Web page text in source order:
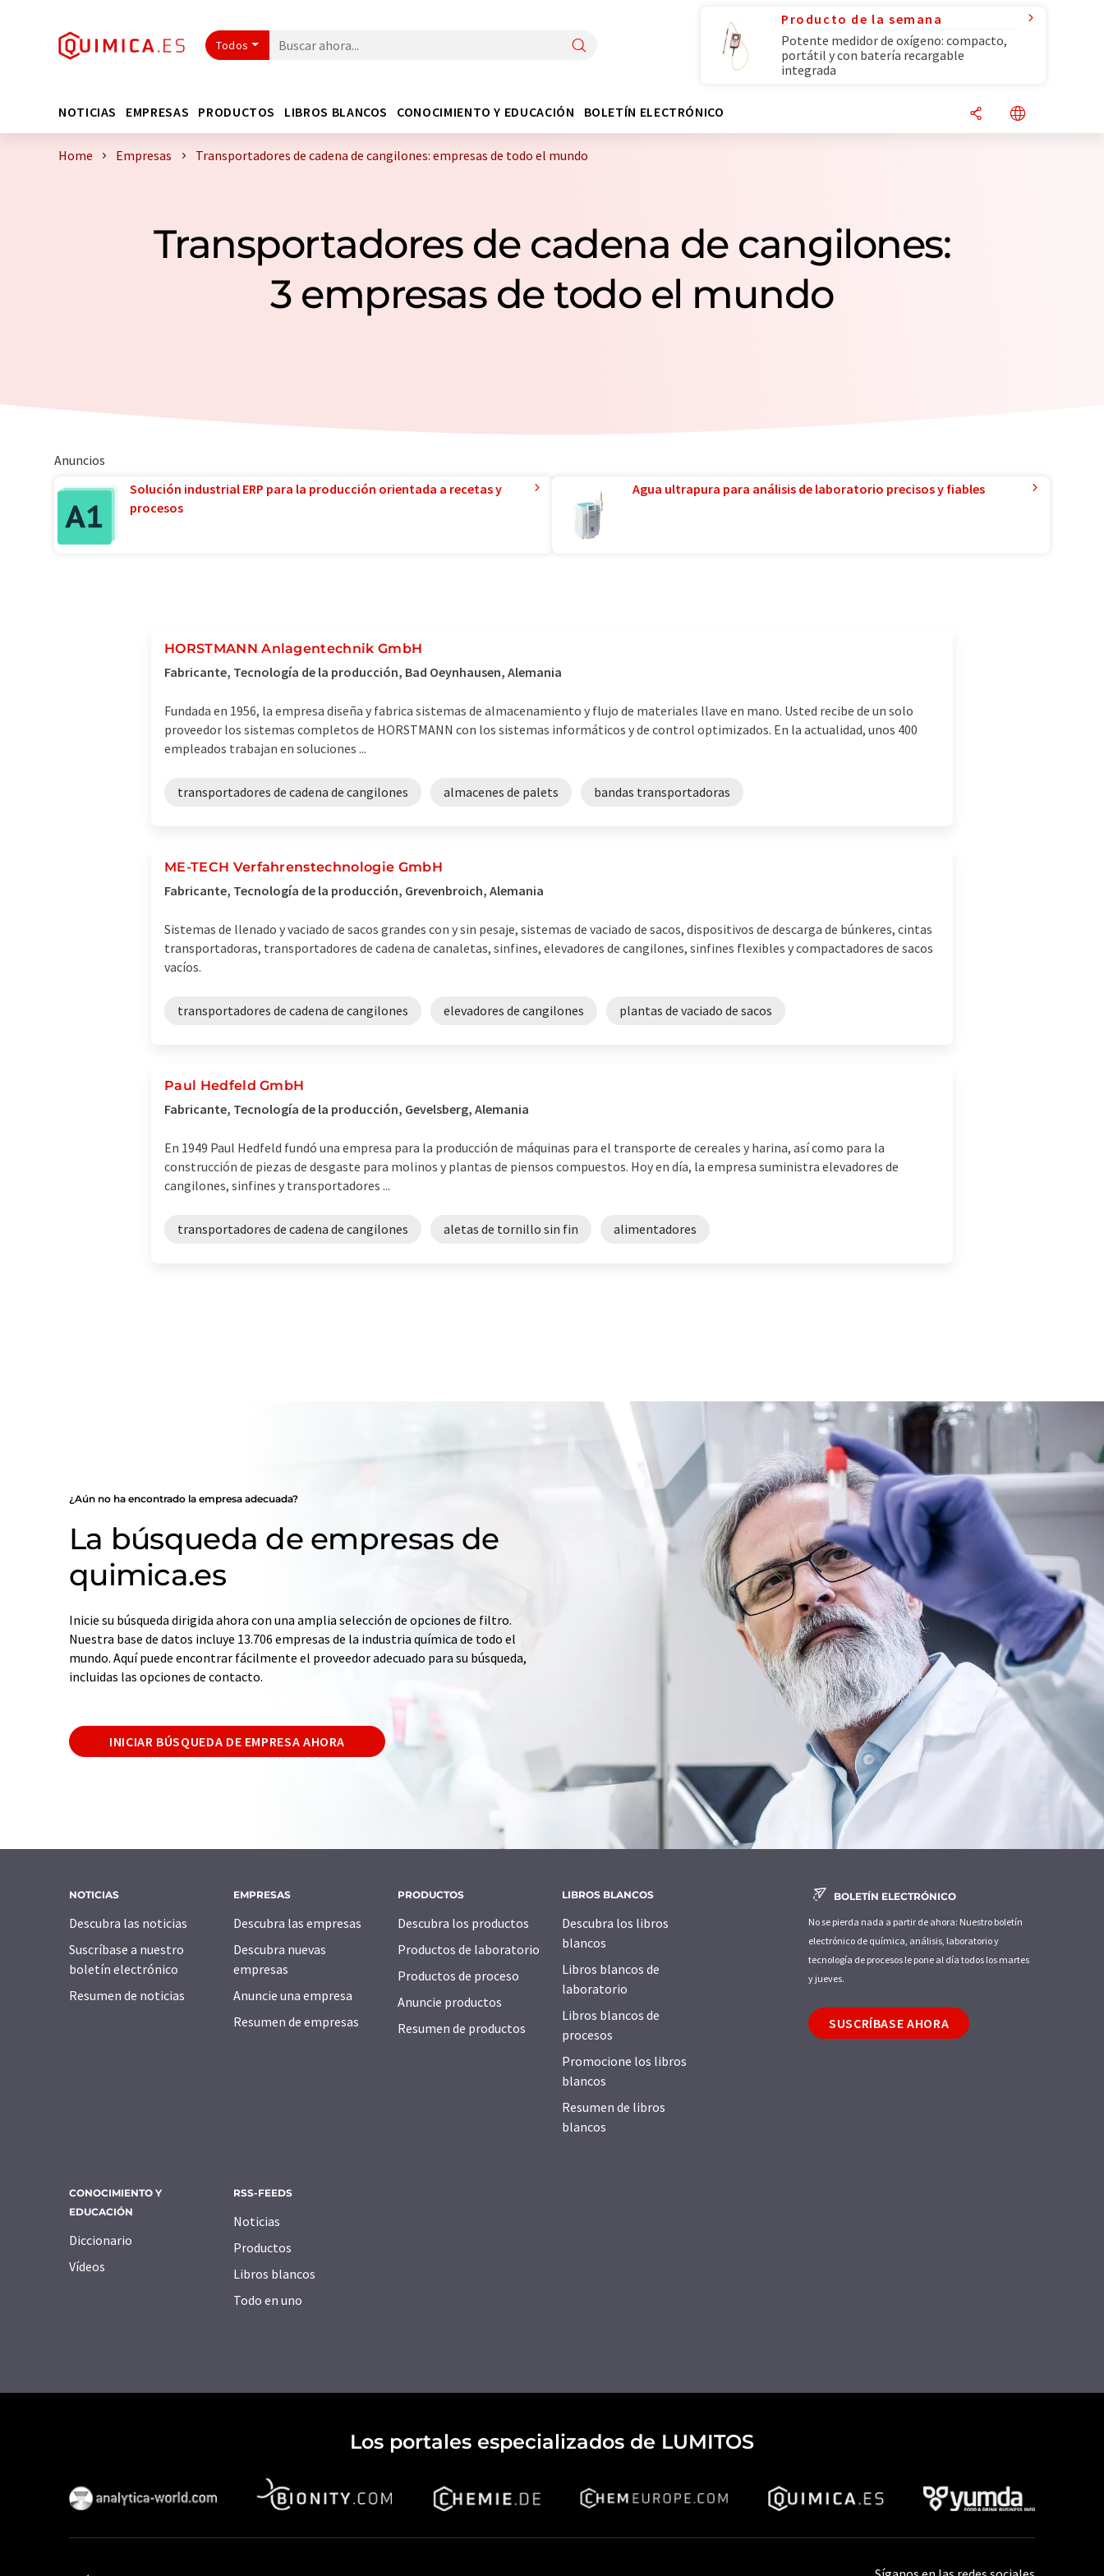
Todos
Producto de la semana
Potente medidor de oxígeno: compacto,
portátil y con batería recargable
integrada
NOTICIAS EMPRESAS PRODUCTOS LIBROS BLANCOS CONOCIMIENTO Y EDUCACIÓN BOLETÍN ELECTRÓNICO
Home Empresas Transportadores de cadena de cangilones: empresas de todo el mundo
Transportadores de cadena de cangilones:
3 empresas de todo el mundo
Anuncios
Solución industrial ERP para la producción orientada a recetas y
procesos
Agua ultrapura para análisis de laboratorio precisos y fiables
HORSTMANN Anlagentechnik GmbH
Fabricante, Tecnología de la producción, Bad Oeynhausen, Alemania
Fundada en 1956, la empresa diseña y fabrica sistemas de almacenamiento y flujo de materiales llave en mano. Usted recibe de un solo
proveedor los sistemas completos de HORSTMANN con los sistemas informáticos y de control optimizados. En la actualidad, unos 400
empleados trabajan en soluciones ...
transportadores de cadena de cangilones almacenes de palets bandas transportadoras
ME-TECH Verfahrenstechnologie GmbH
Fabricante, Tecnología de la producción, Grevenbroich, Alemania
Sistemas de llenado y vaciado de sacos grandes con y sin pesaje, sistemas de vaciado de sacos, dispositivos de descarga de búnkeres, cintas
transportadoras, transportadores de cadena de canaletas, sinfines, elevadores de cangilones, sinfines flexibles y compactadores de sacos
vacíos.
transportadores de cadena de cangilones elevadores de cangilones plantas de vaciado de sacos
Paul Hedfeld GmbH
Fabricante, Tecnología de la producción, Gevelsberg, Alemania
En 1949 Paul Hedfeld fundó una empresa para la producción de máquinas para el transporte de cereales y harina, así como para la
construcción de piezas de desgaste para molinos y plantas de piensos compuestos. Hoy en día, la empresa suministra elevadores de
cangilones, sinfines y transportadores ...
transportadores de cadena de cangilones aletas de tornillo sin fin alimentadores
¿Aún no ha encontrado la empresa adecuada?
La búsqueda de empresas de
quimica.es
Inicie su búsqueda dirigida ahora con una amplia selección de opciones de filtro.
Nuestra base de datos incluye 13.706 empresas de la industria química de todo el
mundo. Aquí puede encontrar fácilmente el proveedor adecuado para su búsqueda,
incluidas las opciones de contacto.
INICIAR BÚSQUEDA DE EMPRESA AHORA
NOTICIAS
Descubra las noticias
Suscríbase a nuestro
boletín electrónico
Resumen de noticias
EMPRESAS
Descubra las empresas
Descubra nuevas
empresas
Anuncie una empresa
Resumen de empresas
PRODUCTOS
Descubra los productos
Productos de laboratorio
Productos de proceso
Anuncie productos
Resumen de productos
LIBROS BLANCOS
Descubra los libros
blancos
Libros blancos de
laboratorio
Libros blancos de
procesos
Promocione los libros
blancos
Resumen de libros
blancos
CONOCIMIENTO Y
EDUCACIÓN
Diccionario
Vídeos
RSS-FEEDS
Noticias
Productos
Libros blancos
Todo en uno
BOLETÍN ELECTRÓNICO
No se pierda nada a partir de ahora: Nuestro boletín
electrónico de química, análisis, laboratorio y
tecnología de procesos le pone al día todos los martes
y jueves.
SUSCRÍBASE AHORA
Los portales especializados de LUMITOS